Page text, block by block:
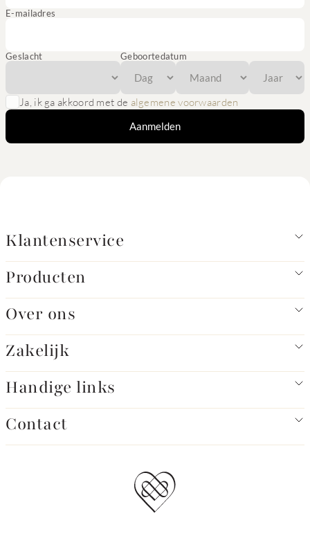
E-mailadres
Geslacht Geboortedatum
Ja, ik ga akkoord met de algemene voorwaarden
Aanmelden
Klantenservice
Producten
Over ons
Zakelijk
Handige links
Contact